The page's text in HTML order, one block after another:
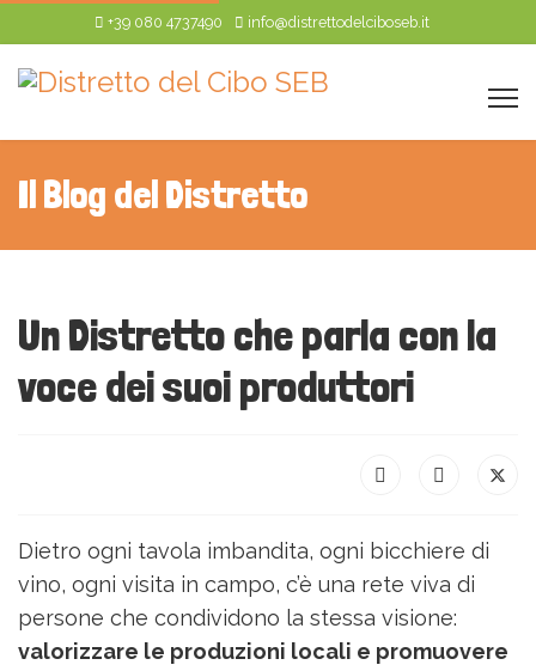
+39 080 4737490 info@distrettodelciboseb.it
Il Blog del Distretto
Un Distretto che parla con la
voce dei suoi produttori
Dietro ogni tavola imbandita, ogni bicchiere di
vino, ogni visita in campo, c’è una rete viva di
persone che condividono la stessa visione:
valorizzare le produzioni locali e promuovere